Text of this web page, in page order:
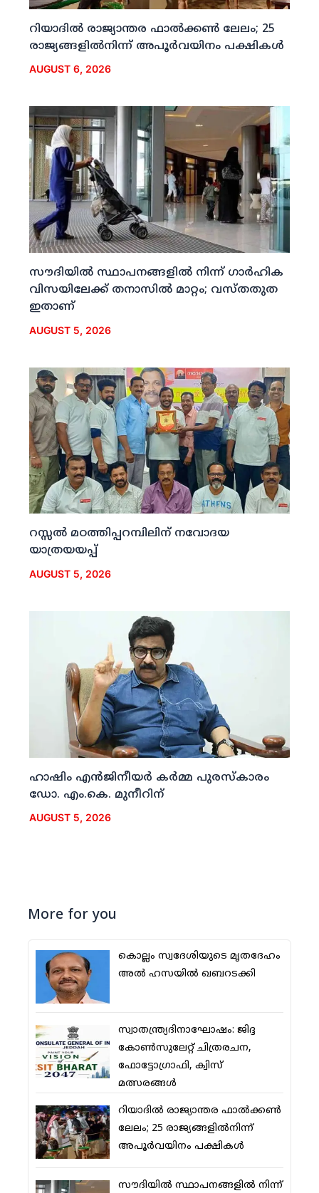
റിയാദില്‍ രാജ്യാന്തര ഫാല്‍ക്കണ്‍ ലേലം; 25
രാജ്യങ്ങളില്‍നിന്ന് അപൂര്‍വയിനം പക്ഷികള്‍
AUGUST 6, 2026
സൗദിയില്‍ സ്ഥാപനങ്ങളില്‍ നിന്ന് ഗാര്‍ഹിക
വിസയിലേക്ക് തനാസില്‍ മാറ്റം; വസ്തതുത
ഇതാണ്
AUGUST 5, 2026
റസ്സല്‍ മഠത്തിപ്പറമ്പിലിന് നവോദയ
യാത്രയയപ്പ്
AUGUST 5, 2026
ഹാഷിം എന്‍ജിനീയര്‍ കര്‍മ്മ പുരസ്‌കാരം
ഡോ. എം.കെ. മുനീറിന്
AUGUST 5, 2026
More for you
കൊല്ലം സ്വദേശിയുടെ മൃതദേഹം
അല്‍ ഹസയില്‍ ഖബറടക്കി
സ്വാതന്ത്ര്യദിനാഘോഷം: ജിദ്ദ
കോണ്‍സുലേറ്റ് ചിത്രരചന,
ഫോട്ടോഗ്രാഫി, ക്വിസ്
മത്സരങ്ങള്‍
റിയാദില്‍ രാജ്യാന്തര ഫാല്‍ക്കണ്‍
ലേലം; 25 രാജ്യങ്ങളില്‍നിന്ന്
അപൂര്‍വയിനം പക്ഷികള്‍
സൗദിയില്‍ സ്ഥാപനങ്ങളില്‍ നിന്ന്